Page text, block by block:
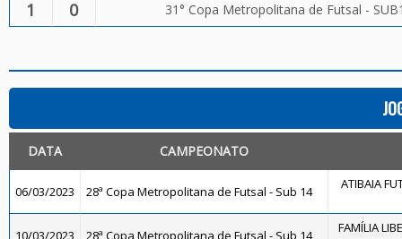
1 0 31° Copa Metropolitana de Futsal -
DATA CAMPEONATO
06/03/2023 28ª Copa Metropolitana de Futsal - Sub 14 ATIBAIA
10/03/2023 28ª Copa Metropolitana de Futsal - Sub 14 FAMÍLIA